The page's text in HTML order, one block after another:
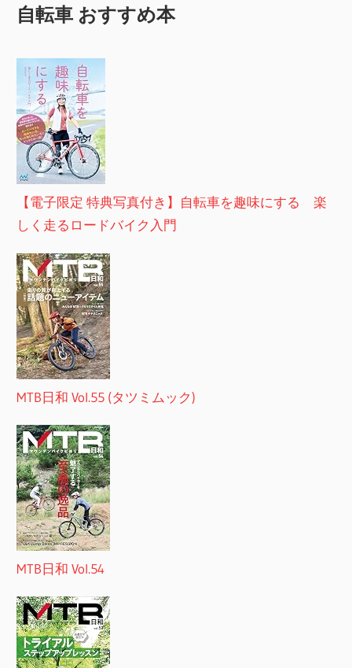
自転車 おすすめ本
【電子限定 特典写真付き】自転車を趣味にする 楽
しく走るロードバイク入門
MTB日和 Vol.55 (タツミムック)
MTB日和 Vol.54